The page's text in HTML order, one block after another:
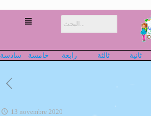
ثانية ثالثة رابعة خامسة سادسة
13 novembre 2020